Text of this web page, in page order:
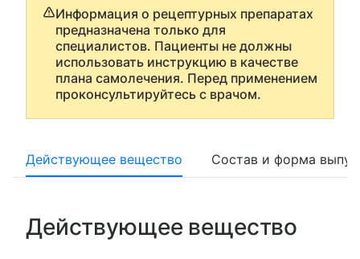
Информация о рецептурных препаратах
предназначена только для
специалистов. Пациенты не должны
использовать инструкцию в качестве
плана самолечения. Перед применением
проконсультируйтесь с врачом.
Действующее вещество Состав и форма
Действующее вещество